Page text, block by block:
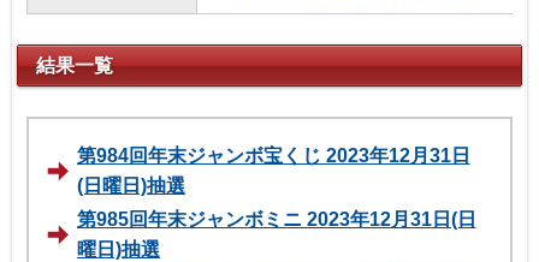
結果一覧
第984回年末ジャンボ宝くじ 2023年12月31日
(日曜日)抽選
第985回年末ジャンボミニ 2023年12月31日(日
曜日)抽選